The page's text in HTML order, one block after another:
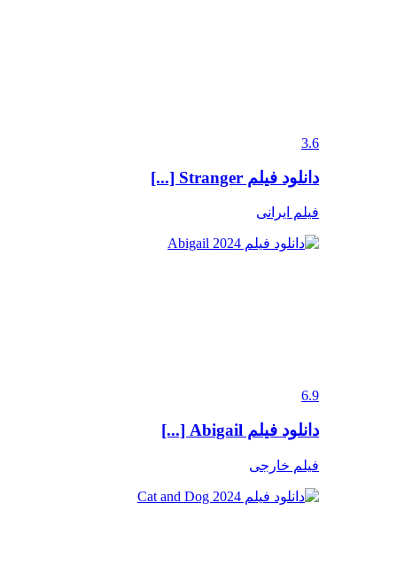
3.6
دانلود فیلم Stranger [...]
فیلم ایرانی
6.9
دانلود فیلم Abigail [...]
فیلم خارجی